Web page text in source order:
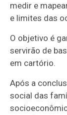
medir e
e limites das
O objetivo é
servirão de
em cartório.
Após a
social das